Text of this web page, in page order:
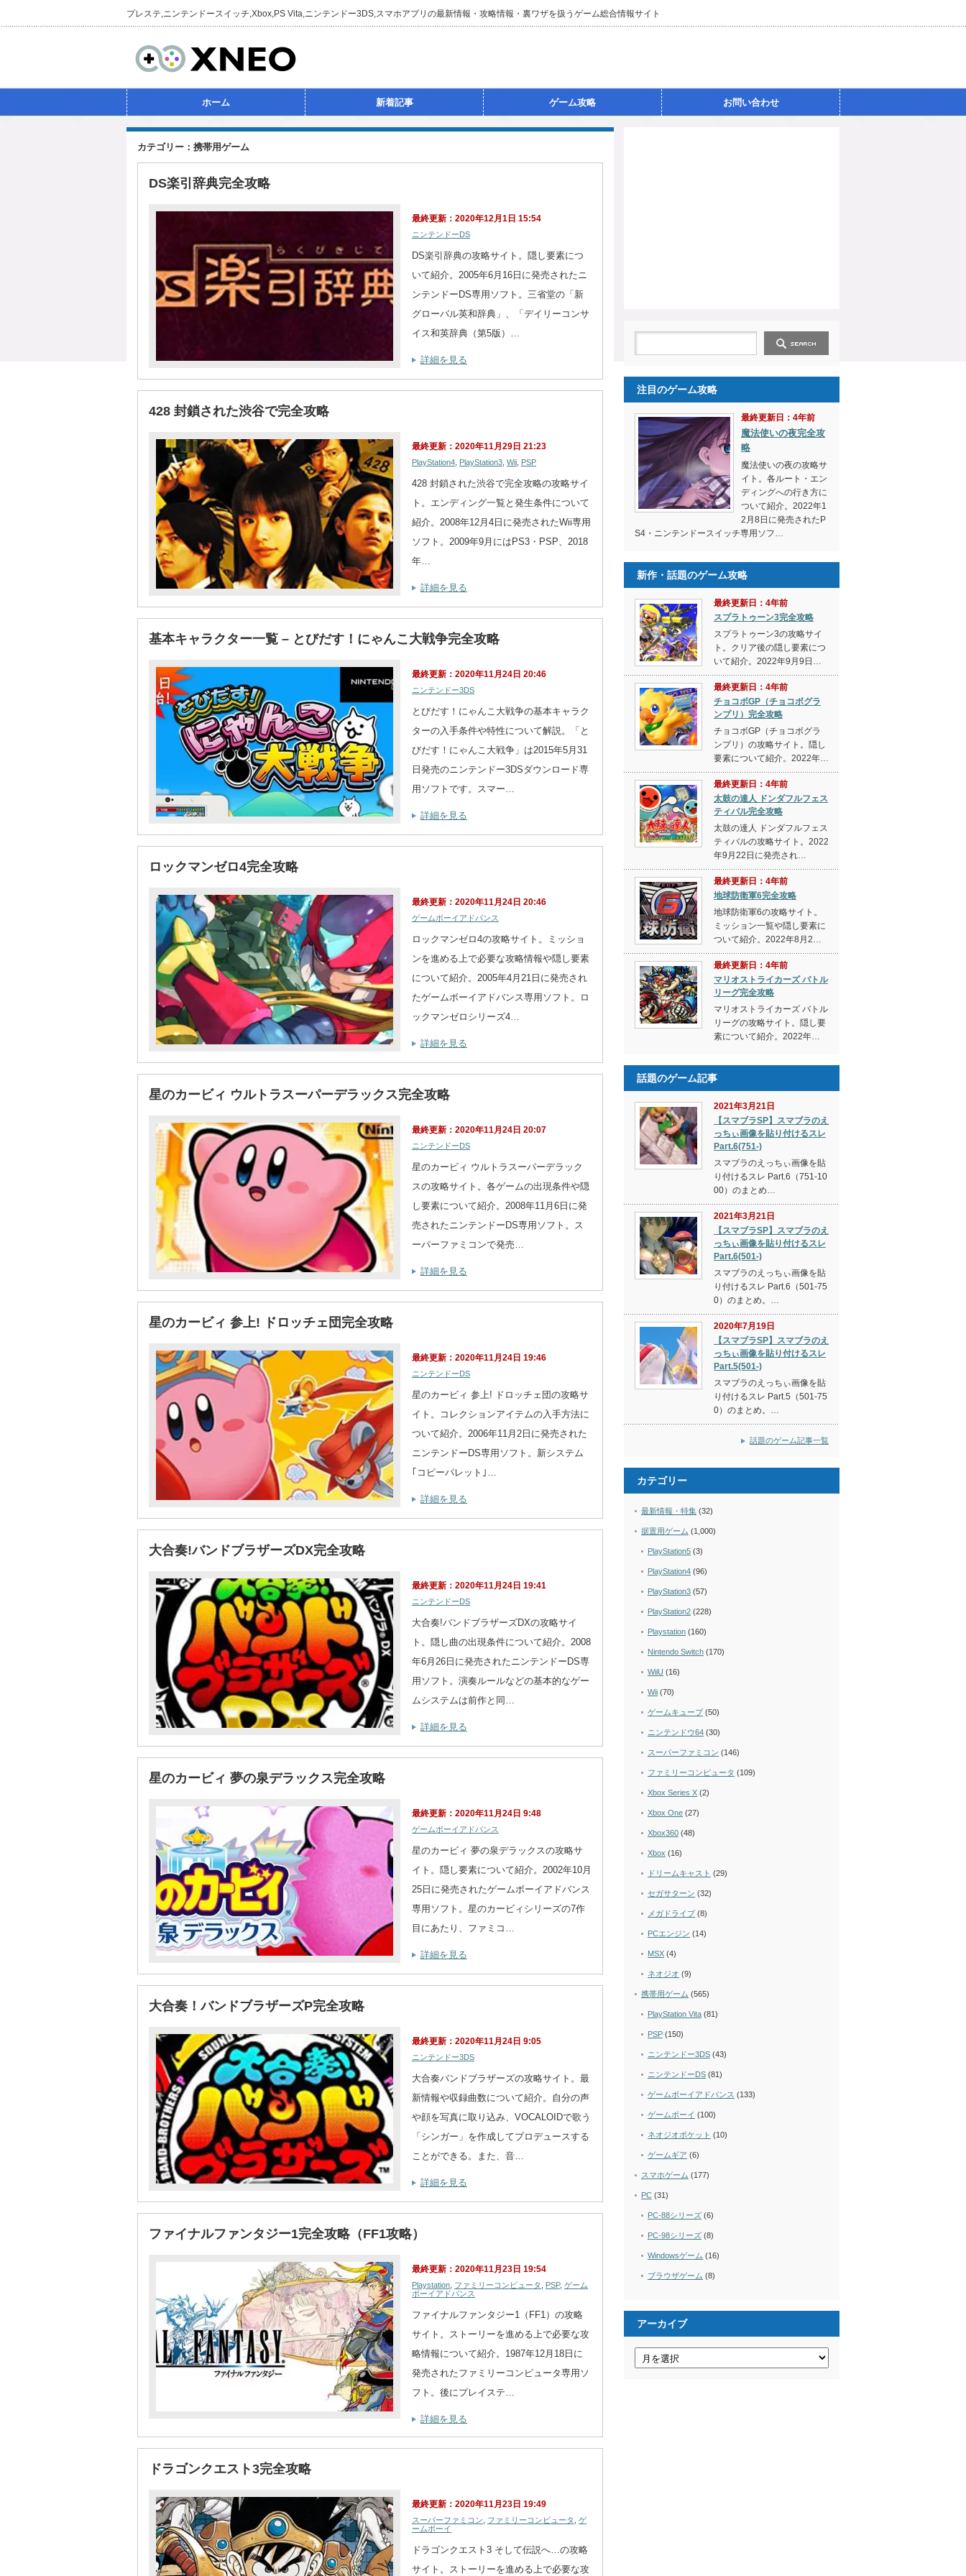
プレステ,ニンテンドースイッチ,Xbox,PS Vita,ニンテンドー3DS,スマホアプリの最新情報・攻略情報・裏ワザを扱うゲーム総合情報サイト
ホーム 新着記事 ゲーム攻略 お問い合わせ
カテゴリー：携帯用ゲーム
DS楽引辞典完全攻略
最終更新：2020年12月1日 15:54
ニンテンドーDS
DS楽引辞典の攻略サイト。隠し要素につ
いて紹介。2005年6月16日に発売されたニ
ンテンドーDS専用ソフト。三省堂の「新
グローバル英和辞典」、「デイリーコンサ
イス和英辞典（第5版）…
詳細を見る
428 封鎖された渋谷で完全攻略
最終更新：2020年11月29日 21:23
PlayStation4 PlayStation3 Wii PSP
428 封鎖された渋谷で完全攻略の攻略サイ
ト。エンディング一覧と発生条件について
紹介。2008年12月4日に発売されたWii専用
ソフト。2009年9月にはPS3・PSP、2018
年…
詳細を見る
基本キャラクター一覧 – とびだす！にゃんこ大戦争完全攻略
最終更新：2020年11月24日 20:46
ニンテンドー3DS
とびだす！にゃんこ大戦争の基本キャラク
ターの入手条件や特性について解説。「と
びだす！にゃんこ大戦争」は2015年5月31
日発売のニンテンドー3DSダウンロード専
用ソフトです。スマー…
詳細を見る
ロックマンゼロ4完全攻略
最終更新：2020年11月24日 20:46
ゲームボーイアドバンス
ロックマンゼロ4の攻略サイト。ミッショ
ンを進める上で必要な攻略情報や隠し要素
について紹介。2005年4月21日に発売され
たゲームボーイアドバンス専用ソフト。ロ
ックマンゼロシリーズ4…
詳細を見る
星のカービィ ウルトラスーパーデラックス完全攻略
最終更新：2020年11月24日 20:07
ニンテンドーDS
星のカービィ ウルトラスーパーデラック
スの攻略サイト。各ゲームの出現条件や隠
し要素について紹介。2008年11月6日に発
売されたニンテンドーDS専用ソフト。ス
ーパーファミコンで発売…
詳細を見る
星のカービィ 参上! ドロッチェ団完全攻略
最終更新：2020年11月24日 19:46
ニンテンドーDS
星のカービィ 参上! ドロッチェ団の攻略サ
イト。コレクションアイテムの入手方法に
ついて紹介。2006年11月2日に発売された
ニンテンドーDS専用ソフト。新システム
｢コピーパレット｣…
詳細を見る
大合奏!バンドブラザーズDX完全攻略
最終更新：2020年11月24日 19:41
ニンテンドーDS
大合奏!バンドブラザーズDXの攻略サイ
ト。隠し曲の出現条件について紹介。2008
年6月26日に発売されたニンテンドーDS専
用ソフト。演奏ルールなどの基本的なゲー
ムシステムは前作と同…
詳細を見る
星のカービィ 夢の泉デラックス完全攻略
最終更新：2020年11月24日 9:48
ゲームボーイアドバンス
星のカービィ 夢の泉デラックスの攻略サ
イト。隠し要素について紹介。2002年10月
25日に発売されたゲームボーイアドバンス
専用ソフト。星のカービィシリーズの7作
目にあたり、ファミコ…
詳細を見る
大合奏！バンドブラザーズP完全攻略
最終更新：2020年11月24日 9:05
ニンテンドー3DS
大合奏バンドブラザーズの攻略サイト。最
新情報や収録曲数について紹介。自分の声
や顔を写真に取り込み、VOCALOIDで歌う
「シンガー」を作成してプロデュースする
ことができる。また、音…
詳細を見る
ファイナルファンタジー1完全攻略（FF1攻略）
最終更新：2020年11月23日 19:54
Playstation ファミリーコンピュータ PSP, ゲーム
ボーイアドバンス
ファイナルファンタジー1（FF1）の攻略
サイト。ストーリーを進める上で必要な攻
略情報について紹介。1987年12月18日に
発売されたファミリーコンピュータ専用ソ
フト。後にプレイステ…
詳細を見る
ドラゴンクエスト3完全攻略
最終更新：2020年11月23日 19:49
スーパーファミコン ファミリーコンピュータ
ゲ
ームボーイ
ドラゴンクエスト3 そして伝説へ…の攻略
サイト。ストーリーを進める上で必要な攻
注目のゲーム攻略
最終更新日：4年前
魔法使いの夜完全攻
略
魔法使いの夜の攻略サ
イト。各ルート・エン
ディングへの行き方に
ついて紹介。2022年1
2月8日に発売されたP
S4・ニンテンドースイッチ専用ソフ…
新作・話題のゲーム攻略
最終更新日：4年前
スプラトゥーン3完全攻略
スプラトゥーン3の攻略サイ
ト。クリア後の隠し要素につ
いて紹介。2022年9月9日…
最終更新日：4年前
チョコボGP（チョコボグラ
ンプリ）完全攻略
チョコボGP（チョコボグラ
ンプリ）の攻略サイト。隠し
要素について紹介。2022年…
最終更新日：4年前
太鼓の達人 ドンダフルフェス
ティバル完全攻略
太鼓の達人 ドンダフルフェス
ティバルの攻略サイト。2022
年9月22日に発売され…
最終更新日：4年前
地球防衛軍6完全攻略
地球防衛軍6の攻略サイト。
ミッション一覧や隠し要素に
ついて紹介。2022年8月2…
最終更新日：4年前
マリオストライカーズ バトル
リーグ完全攻略
マリオストライカーズ バトル
リーグの攻略サイト。隠し要
素について紹介。2022年…
話題のゲーム記事
2021年3月21日
【スマブラSP】スマブラのえ
っちぃ画像を貼り付けるスレ
Part.6(751-)
スマブラのえっちぃ画像を貼
り付けるスレ Part.6（751-10
00）のまとめ…
2021年3月21日
【スマブラSP】スマブラのえ
っちぃ画像を貼り付けるスレ
Part.6(501-)
スマブラのえっちぃ画像を貼
り付けるスレ Part.6（501-75
0）のまとめ。…
2020年7月19日
【スマブラSP】スマブラのえ
っちぃ画像を貼り付けるスレ
Part.5(501-)
スマブラのえっちぃ画像を貼
り付けるスレ Part.5（501-75
0）のまとめ。…
話題のゲーム記事一覧
カテゴリー
最新情報・特集 (32)
据置用ゲーム (1,000)
PlayStation5 (3)
PlayStation4 (96)
PlayStation3 (57)
PlayStation2 (228)
Playstation (160)
Nintendo Switch (170)
WiiU (16)
Wii (70)
ゲームキューブ (50)
ニンテンドウ64 (30)
スーパーファミコン (146)
ファミリーコンピュータ (109)
Xbox Series X (2)
Xbox One (27)
Xbox360 (48)
Xbox (16)
ドリームキャスト (29)
セガサターン (32)
メガドライブ (8)
PCエンジン (14)
MSX (4)
ネオジオ (9)
携帯用ゲーム (565)
PlayStation Vita (81)
PSP (150)
ニンテンドー3DS (43)
ニンテンドーDS (81)
ゲームボーイアドバンス (133)
ゲームボーイ (100)
ネオジオポケット (10)
ゲームギア (6)
スマホゲーム (177)
PC (31)
PC-88シリーズ (6)
PC-98シリーズ (8)
Windowsゲーム (16)
ブラウザゲーム (8)
アーカイブ